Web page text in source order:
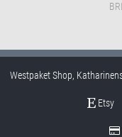
Westpaket Shop,
Etsy